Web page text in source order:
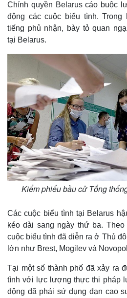
Chính quyền Belarus cáo buộc
động các cuộc biểu tình.
tiếng phủ nhận, bày tỏ quan
tại Belarus.
Kiểm phiếu bầu cử Tổng
Các cuộc biểu tình tại Belarus
kéo dài sang ngày thứ ba.
cuộc biểu tình đã diễn ra ở Thủ đô
lớn như Brest, Mogilev và
Tại một số thành phố đã xảy ra
tình với lực lượng thực thi pháp
động đã phải sử dụng đạn cao